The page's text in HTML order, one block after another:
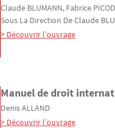
Claude BLUMANN, Fabrice PICOD
Sous La Direction DeClaude
> Découvrir l’ouvrage
Manuel de droit
DenisALLAND
> Découvrir l’ouvrage